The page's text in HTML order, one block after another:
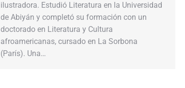
ilustradora. Estudió Literatura en la Universidad
de Abiyán y completó su formación con un
doctorado en Literatura y Cultura
afroamericanas, cursado en La Sorbona
(París). Una…